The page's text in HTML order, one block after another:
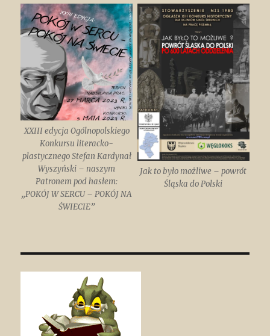
XXIII edycja Ogólnopolskiego
Konkursu literacko-
plastycznego Stefan Kardynał
Wyszyński – naszym
Patronem pod hasłem:
„POKÓJ W SERCU – POKÓJ NA
ŚWIECIE”
Jak to było możliwe – powrót
Śląska do Polski